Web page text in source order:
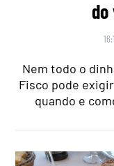
do
Nem todo o
Fisco pode
quando e